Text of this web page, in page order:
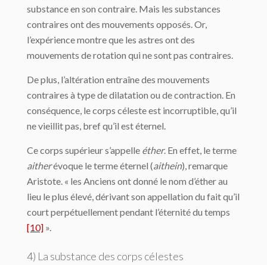
substance en son contraire. Mais les substances
contraires ont des mouvements opposés. Or,
l’expérience montre que les astres ont des
mouvements de rotation qui ne sont pas contraires.
De plus, l’altération entraîne des mouvements
contraires à type de dilatation ou de contraction. En
conséquence, le corps céleste est incorruptible, qu’il
ne vieillit pas, bref qu’il est éternel.
Ce corps supérieur s’appelle éther. En effet, le terme
aitherévoque le terme éternel (aithein), remarque
Aristote. « les Anciens ont donné le nom d’éther au
lieu le plus élevé, dérivant son appellation du fait qu’il
court perpétuellement pendant l’éternité du temps
[10] ».
4) La substance des corps célestes